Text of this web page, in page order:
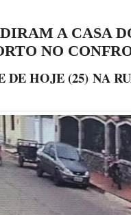
A CASA
NO
HOJE (25) NA